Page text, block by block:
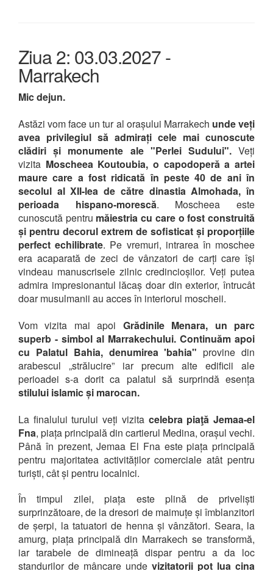
Ziua 2: 03.03.2027 -
Marrakech
Mic dejun.
Astăzi vom face un tur al orașului Marrakech unde veți
avea privilegiul să admirați cele mai cunoscute
clădiri și monumente ale "Perlei Sudului".Veți
vizita Moscheea Koutoubia, o capodoperă a artei
maure care a fost ridicată în peste 40 de ani în
secolul al XII-lea de către dinastia Almohada, în
perioada hispano-morescă. Moscheea este
cunoscută pentru măiestria cu care o fost construită
și pentru decorul extrem de sofisticat și proporțiile
perfect echilibrate. Pe vremuri, intrarea în moschee
era acaparată de zeci de vânzatori de carți care își
vindeau manuscrisele zilnic credincioșilor. Veți putea
admira impresionantul lăcaș doar din exterior, întrucât
doar musulmanii au acces în interiorul moscheii.
Vom vizita mai apoi Grădinile Menara, un parc
superb - simbol al Marrakechului. Continuăm apoi
cu Palatul Bahia, denumirea 'bahia" provine din
arabescul „strălucire” iar precum alte edificii ale
perioadei s-a dorit ca palatul să surprindă esența
stilului islamic și marocan.
La finalului turului veți vizita celebra piaţă Jemaa-el
Fna, piața principală din cartierul Medina, orașul vechi.
Până în prezent, Jemaa El Fna este piața principală
pentru majoritatea activităților comerciale atât pentru
turiști, cât și pentru localnici.
În timpul zilei, piața este plină de priveliști
surprinzătoare, de la dresori de maimuțe și îmblanzitori
de șerpi, la tatuatori de henna și vânzători. Seara, la
amurg, piața principală din Marrakech se transformă,
iar tarabele de dimineață dispar pentru a da loc
standurilor de mâncare unde vizitatorii pot lua cina